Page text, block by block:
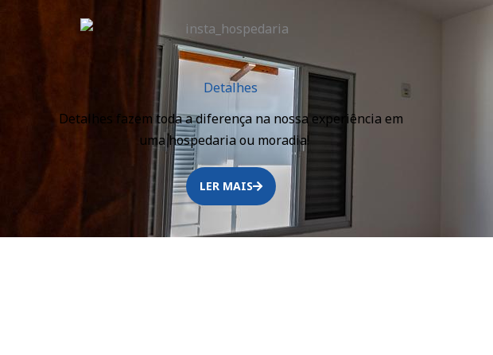
Detalhes
Detalhes fazem toda a diferença na nossa experiência em
uma hospedaria ou moradia! ⠀
LER MAIS